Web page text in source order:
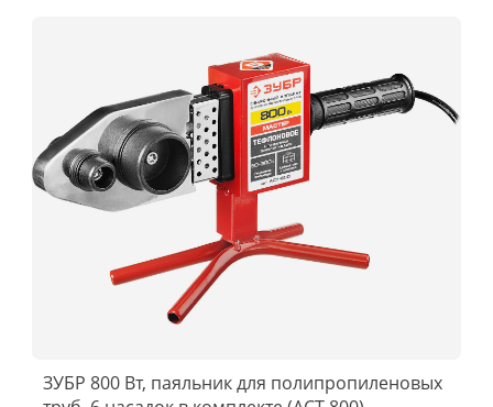
ЗУБР 800 Вт, паяльник для полипропиленовых